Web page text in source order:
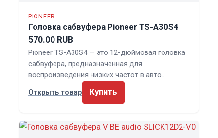
PIONEER
Головка сабвуфера Pioneer TS-A30S4
570.00 RUB
Pioneer TS-A30S4 — это 12-дюймовая головка
сабвуфера, предназначенная для
воспроизведения низких частот в авто…
Открыть товар
Купить